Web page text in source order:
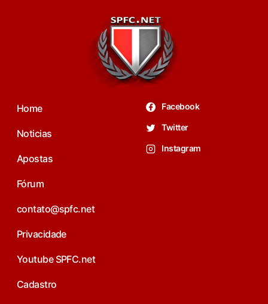
Home
Noticias
Apostas
Fórum
contato@spfc.net
Privacidade
Youtube SPFC.net
Cadastro
Facebook
Twitter
Instagram